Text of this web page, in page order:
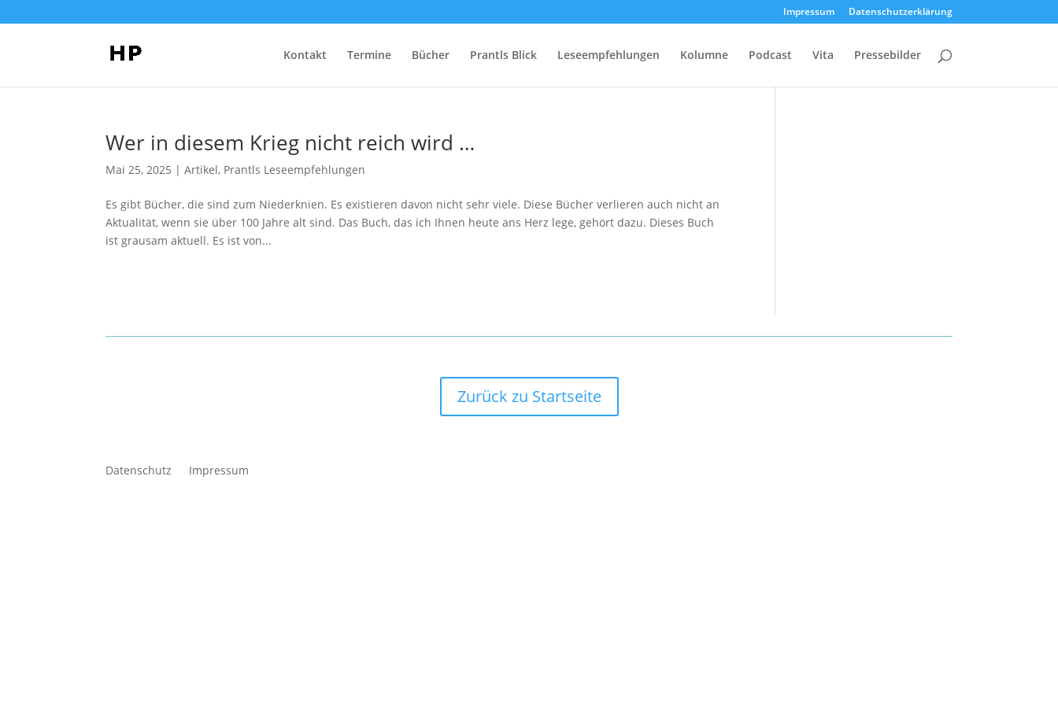
Impressum Datenschutzerklärung
Kontakt Termine Bücher Prantls Blick Leseempfehlungen Kolumne Podcast Vita Pressebilder
Wer in diesem Krieg nicht reich wird …
Mai 25, 2025 |Artikel, Prantls Leseempfehlungen
Es gibt Bücher, die sind zum Niederknien. Es existieren davon nicht sehr viele. Diese Bücher verlieren auch nicht an
Aktualität, wenn sie über 100 Jahre alt sind. Das Buch, das ich Ihnen heute ans Herz lege, gehört dazu. Dieses Buch
ist grausam aktuell. Es ist von...
Zurück zu Startseite
Datenschutz Impressum